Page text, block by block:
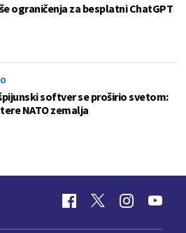
ograničenja za besplatni ChatGPT
softver se proširio svetom:
NATO zemalja